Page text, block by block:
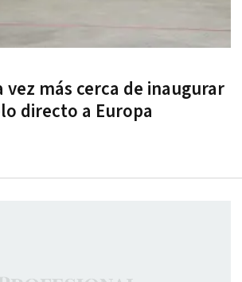
vez más cerca de inaugurar
directo a Europa